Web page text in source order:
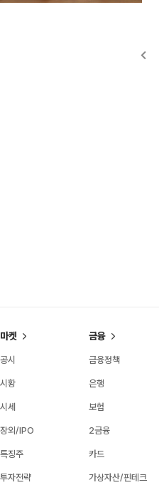
마켓
공시
시황
시세
장외/IPO
특징주
투자전략
금융
금융정책
은행
보험
2금융
카드
가상자산/핀테크